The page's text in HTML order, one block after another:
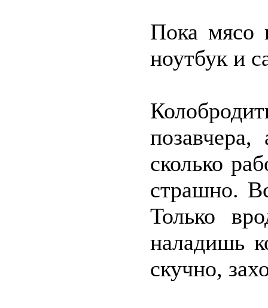
Пока мясо
ноутбук и
сколько
страшно.
Только
наладишь
скучно,